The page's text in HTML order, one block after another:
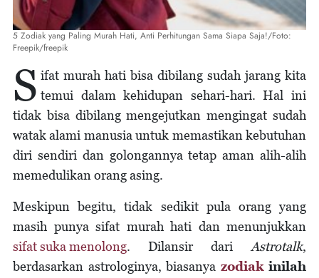
5 Zodiak yang Paling Murah Hati, Anti Perhitungan Sama Siapa Saja!/Foto:
Freepik/freepik
S ifat murah hati bisa dibilang sudah jarang kita
temui dalam kehidupan sehari-hari. Hal ini
tidak bisa dibilang mengejutkan mengingat sudah
watak alami manusia untuk memastikan kebutuhan
diri sendiri dan golongannya tetap aman alih-alih
memedulikan orang asing.
Meskipun begitu, tidak sedikit pula orang yang
masih punya sifat murah hati dan menunjukkan
sifat suka menolong. Dilansir dari Astrotalk,
berdasarkan astrologinya, biasanya zodiakinilah